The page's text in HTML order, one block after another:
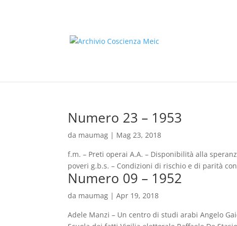
Numero 23 – 1953
da maumag | Mag 23, 2018
f.m. – Preti operai A.A. – Disponibilità alla
poveri g.b.s. – Condizioni di rischio e di parità
Numero 09 – 1952
da maumag |Apr 19, 2018
Adele Manzi – Un centro di studi arabi Angelo